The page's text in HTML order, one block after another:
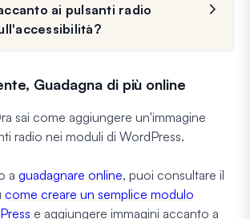
ai pulsanti radio
Guadagna di più online
sai come aggiungere un'immagine
radio nei moduli di WordPress.
a guadagnare online, puoi consultare il
come creare un semplice modulo
e aggiungere immagini accanto a